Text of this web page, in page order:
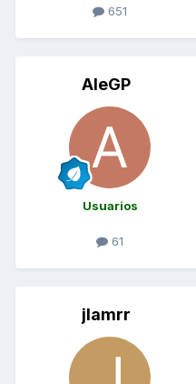
651
AleGP
Usuarios
61
jlamrr